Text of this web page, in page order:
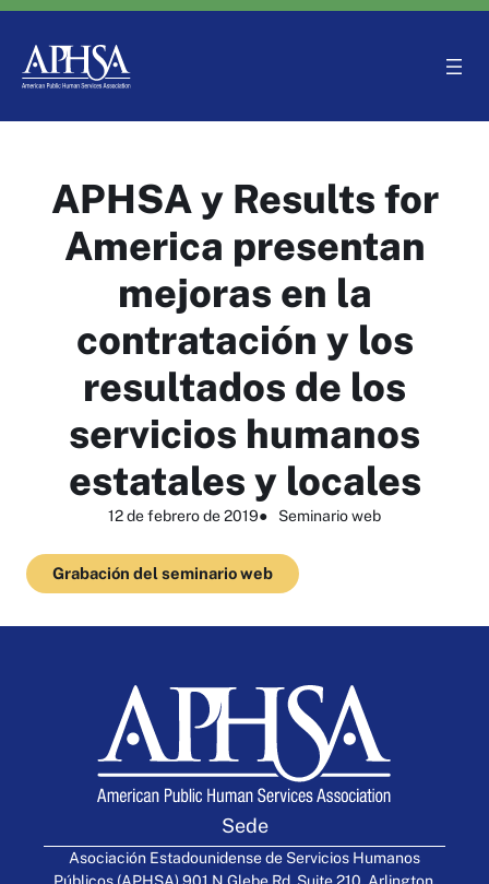
Saltar
contenido
APHSA y Results for
America presentan
mejoras en la
contratación y los
resultados de los
servicios humanos
estatales y locales
12 de febrero de 2019● Seminario web
Grabación del seminario web
Sede
Asociación Estadounidense de Servicios Humanos